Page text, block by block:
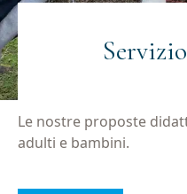
Le nostre proposte
adulti e bambini.